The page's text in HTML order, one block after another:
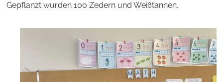
Gepflanzt wurden 100 Zedern und Weißtannen.